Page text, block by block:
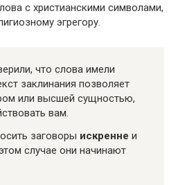
с христианскими символами,
эгрегору.
что слова имели
заклинания позволяет
или высшей сущностью,
вам.
заговоры искренне и
случае они начинают